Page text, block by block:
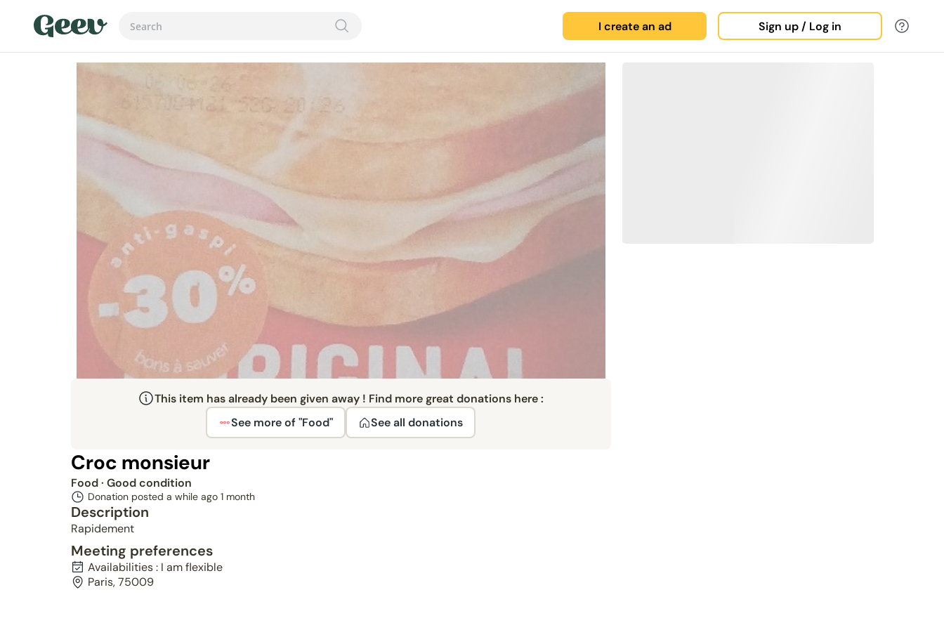
I create an ad Sign up / Log in
This item has already been given away ! Find more great donations here :
See more of "Food"
See all donations
Croc monsieur
Food· Good condition
Donation posted a while ago 1 month
Description
Rapidement
Meeting preferences
Availabilities : I am flexible
Paris, 75009